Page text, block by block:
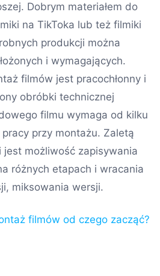
Dobrym materiałem do
na TikToka lub też filmiki
produkcji można
i wymagających.
filmów jest pracochłonny i
obróbki technicznej
filmu wymaga od kilku
przy montażu. Zaletą
możliwość zapisywania
różnych etapach i wracania
miksowania wersji.
filmów od czego zacząć?